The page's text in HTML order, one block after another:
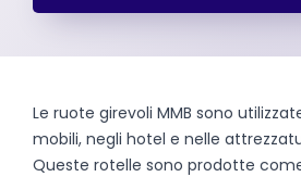
Le ruote girevoli MMB sono
mobili, negli hotel e nelle
Queste rotelle sono prodotte